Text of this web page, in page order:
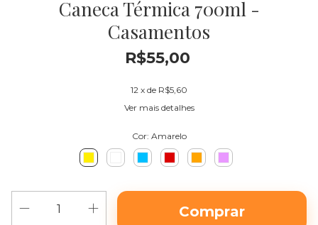
Caneca Térmica 700ml -
Casamentos
R$55,00
12 x de R$5,60
Ver mais detalhes
Cor: Amarelo